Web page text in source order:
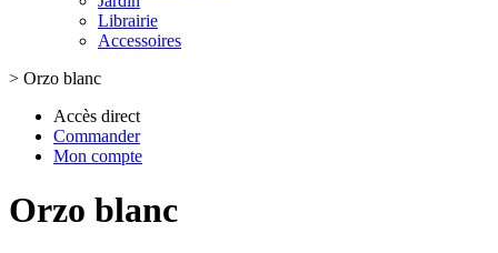
Librairie
Accessoires
> Orzo blanc
Accès direct
Commander
Mon compte
Orzo blanc